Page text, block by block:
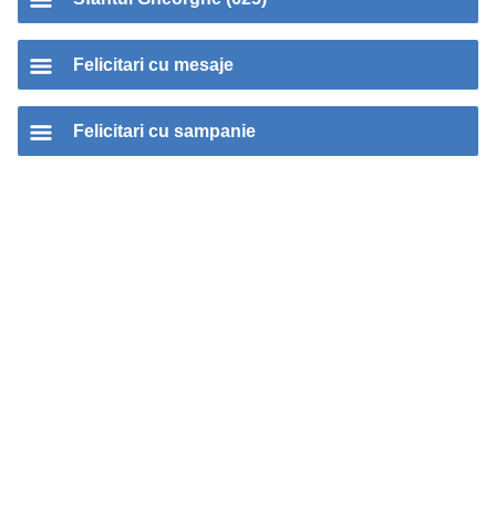
Felicitari cu mesaje
Felicitari cu sampanie